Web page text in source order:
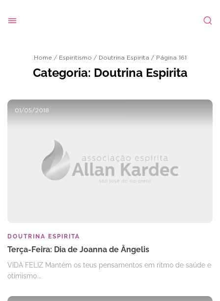
Home / Espiritismo / Doutrina Espirita / Página 161
Categoria: Doutrina Espirita
01/05/2018
DOUTRINA ESPIRITA
Terça-Feira: Dia de Joanna de Ângelis
VIDA FELIZ Mantém os teus pensamentos em ritmo de saúde e
otimismo.…